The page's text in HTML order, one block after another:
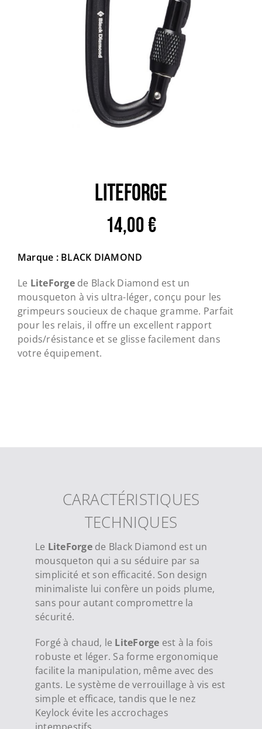
Escalade / Alpinisme
Bons Plans
LiteForge
14,00€
Marque : BLACK DIAMOND
Le LiteForgede Black Diamond est un
mousqueton à vis ultra-léger, conçu pour les
grimpeurs soucieux de chaque gramme. Parfait
pour les relais, il offre un excellent rapport
poids/résistance et se glisse facilement dans
votre équipement.
CARACTÉRISTIQUES
TECHNIQUES
Le LiteForgede Black Diamond est un
mousqueton qui a su séduire par sa
simplicité et son efficacité. Son design
minimaliste lui confère un poids plume,
sans pour autant compromettre la
sécurité.
Forgé à chaud, le LiteForge est à la fois
robuste et léger. Sa forme ergonomique
facilite la manipulation, même avec des
gants. Le système de verrouillage à vis est
simple et efficace, tandis que le nez
Keylock évite les accrochages